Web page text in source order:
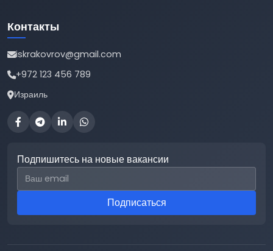
Контакты
iskrakovrov@gmail.com
+972 123 456 789
Израиль
Подпишитесь на новые вакансии
Email для подписки
Подписаться